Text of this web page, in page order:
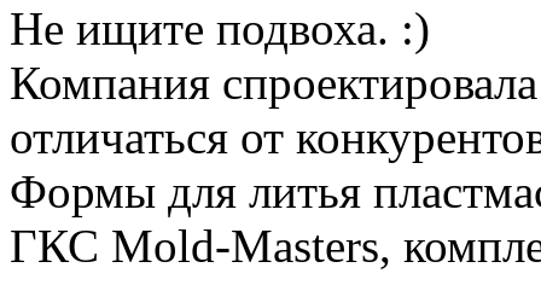
Не ищите подвоха. :)
Компания
отличаться от
Формы для литья
ГКС Mold-Masters,